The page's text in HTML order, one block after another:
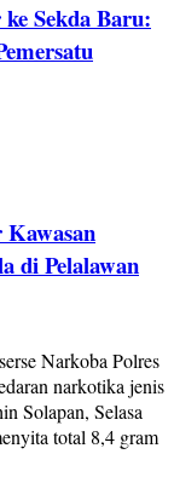
Sekda Baru:
di Pelalawan
Narkoba Polres
narkotika jenis
Solapan, Selasa
total 8,4 gram